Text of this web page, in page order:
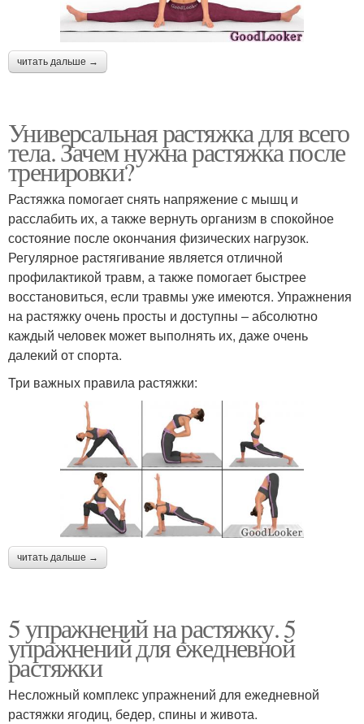
читать дальше →
Универсальная растяжка для всего
тела. Зачем нужна растяжка после
тренировки?
Растяжка помогает снять напряжение с мышц и
расслабить их, а также вернуть организм в спокойное
состояние после окончания физических нагрузок.
Регулярное растягивание является отличной
профилактикой травм, а также помогает быстрее
восстановиться, если травмы уже имеются. Упражнения
на растяжку очень просты и доступны – абсолютно
каждый человек может выполнять их, даже очень
далекий от спорта.
Три важных правила растяжки:
читать дальше →
5 упражнений на растяжку. 5
упражнений для ежедневной
растяжки
Несложный комплекс упражнений для ежедневной
растяжки ягодиц, бедер, спины и живота.